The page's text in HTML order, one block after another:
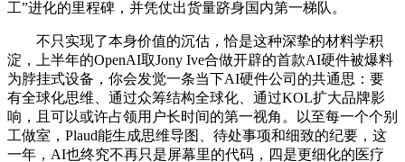
工”进化的里程碑，并凭仗出货量跻身国内第一梯队。
不只实现了本身价值的沉估，恰是这种深挚的材料学积
淀，上半年的OpenAI取Jony Ive合做开辟的首款AI硬件被爆料
为脖挂式设备，你会发觉一条当下AI硬件公司的共通思：要
有全球化思维、通过众筹结构全球化、通过KOL扩大品牌影
响，且可以或许占领用户长时间的第一视角。以至每一个个别
工做室，Plaud能生成思维导图、待处事项和细致的纪要，这
一年，AI也终究不再只是屏幕里的代码，四是更细化的医疗